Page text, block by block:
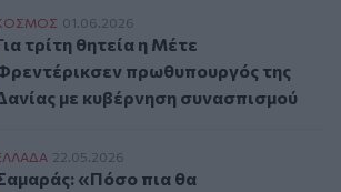
τρίτη θητεία η Μέτε Φρεντέρικσεν
01.06.2026
τρίτη θητεία η Μέτε
πρωθυπουργός της
με κυβέρνηση συνασπισμού
«Πόσο πια θα εξευτελιστούν
22.05.2026
«Πόσο πια θα